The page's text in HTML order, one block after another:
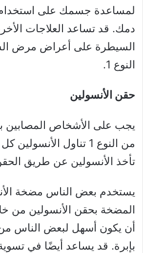
لمساعدة جسمك على
دمك. قد تساعد العلاجات
السيطرة على أعراض مرض
النوع 1.
حقن الأنسولين
يجب على الأشخاص المصابين
من النوع 1 تناول
تأخذ الأنسولين عن طريق
يستخدم بعض الناس مضخة
المضخة بحقن الأنسولين من
أن يكون أسهل لبعض الناس
بإبرة. قد يساعد أيضًا في